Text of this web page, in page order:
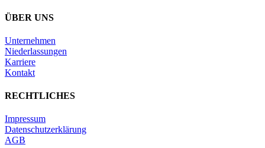
ÜBER UNS
Unternehmen
Niederlassungen
Karriere
Kontakt
RECHTLICHES
Impressum
Datenschutzerklärung
AGB